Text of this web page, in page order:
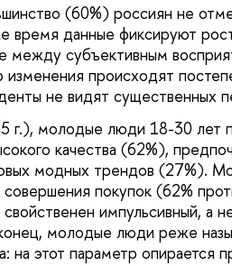
(60%) россиян не
время данные фиксируют
между субъективным
происходят
не видят существенных
молодые люди 18-30 лет
качества (62%),
модных трендов (27%).
покупок (62%
импульсивный, а
молодые люди реже
на этот параметр опирается